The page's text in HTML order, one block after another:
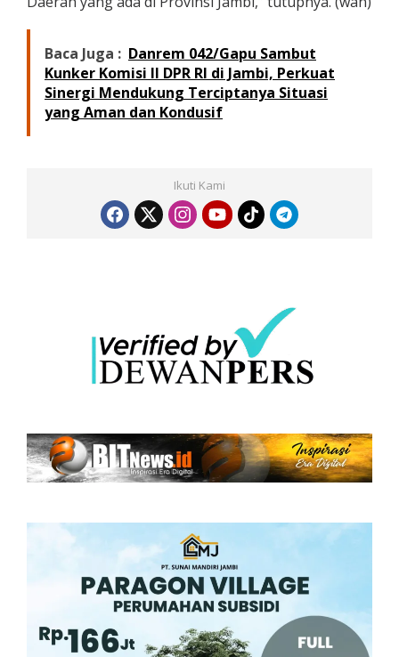
Baca Juga : Danrem 042/Gapu Sambut
Kunker Komisi II DPR RI di Jambi, Perkuat
Sinergi Mendukung Terciptanya Situasi
yang Aman dan Kondusif
Ikuti Kami